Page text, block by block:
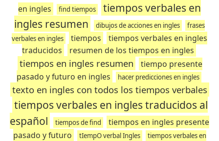
en ingles
find tiempos
tiempos verbales en
ingles resumen
dibujos de acciones en ingles
frases
verbales en ingles
tiempos
tiempos verbales en ingles
traducidos
resumen de los tiempos en ingles
tiempos en ingles resumen
tiempo presente
pasado y futuro en ingles
hacer predicciones en ingles
texto en ingles con todos los tiempos verbales
tiempos verbales en ingles traducidos al
español
tiempos de find
tiempos en ingles presente
pasado y futuro
tIempO verbal Ingles
tiempos verbales en